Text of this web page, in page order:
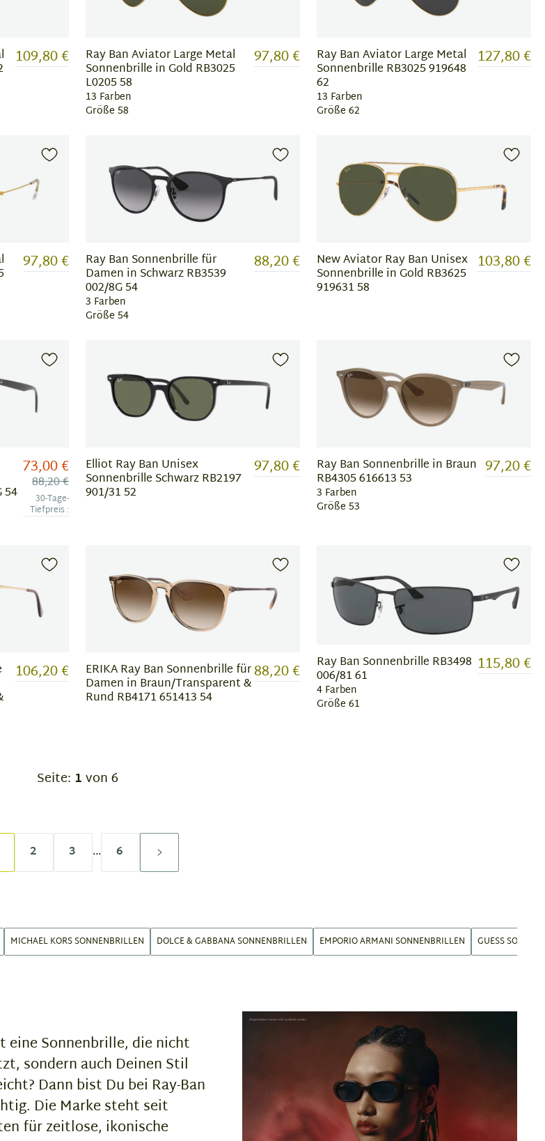
109,80 € Ray Ban Aviator Large Metal
Sonnenbrille in Gold RB3025
L0205 58
13 Farben
Größe 58
97,80 € Ray Ban Aviator Large Metal
Sonnenbrille RB3025 919648
62
13 Farben
Größe 62
127,80 €
97,80 € Ray Ban Sonnenbrille für
Damen in Schwarz RB3539
002/8G 54
3 Farben
Größe 54
88,20 € New Aviator Ray Ban Unisex
Sonnenbrille in Gold RB3625
919631 58
103,80 €
54
73,00 €
88,20 €
30-Tage-
Tiefpreis :
Elliot Ray Ban Unisex
Sonnenbrille Schwarz RB2197
901/31 52
97,80 € Ray Ban Sonnenbrille in Braun
RB4305 616613 53
3 Farben
Größe 53
97,20 €
106,20 € ERIKA Ray Ban Sonnenbrille für
Damen in Braun/Transparent &
Rund RB4171 651413 54
88,20 € Ray Ban Sonnenbrille RB3498
006/81 61
4 Farben
Größe 61
115,80 €
Seite: 1von 6
2 3 ... 6
MICHAEL KORS SONNENBRILLEN DOLCE & GABBANA SONNENBRILLEN EMPORIO ARMANI SONNENBRILLEN GUESS
eine Sonnenbrille, die nicht
sondern auch Deinen Stil
Dann bist Du bei Ray-Ban
Die Marke steht seit
für zeitlose, ikonische